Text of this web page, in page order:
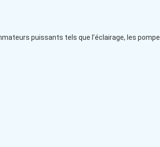
puissants tels que l’éclairage, les